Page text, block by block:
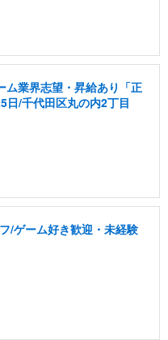
ム業界志望・昇給あり「正
日/千代田区丸の内2丁目
/ゲーム好き歓迎・未経験